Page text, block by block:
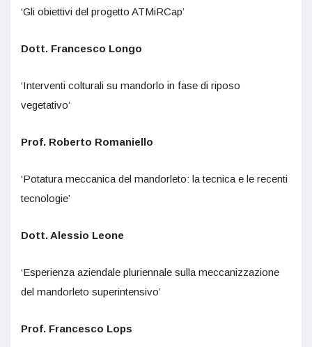
‘Gli obiettivi del progetto ATMiRCap’
Dott. Francesco Longo
‘Interventi colturali su mandorlo in fase di riposo
vegetativo’
Prof. Roberto Romaniello
‘Potatura meccanica del mandorleto: la tecnica e le recenti
tecnologie’
Dott. Alessio Leone
‘Esperienza aziendale pluriennale sulla meccanizzazione
del mandorleto superintensivo’
Prof. Francesco Lops